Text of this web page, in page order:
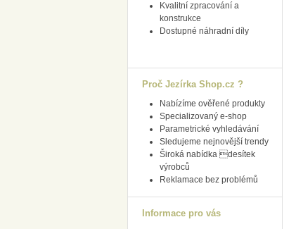
Kvalitní zpracování a
konstrukce
Dostupné náhradní díly
Proč Jezírka Shop.cz ?
Nabízíme ověřené produkty
Specializovaný e-shop
Parametrické vyhledávání
Sledujeme nejnovější trendy
Široká nabídka desítek
výrobců
Reklamace bez problémů
Informace pro vás